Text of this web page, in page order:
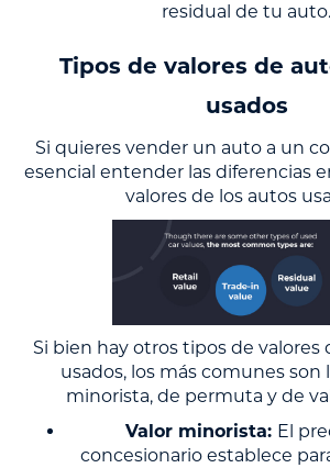
residual de tu auto.
Tipos de valores de
usados
Si quieres vender un auto a un
esencial entender las diferencias
valores de los autos
Si bien hay otros tipos de valores
usados, los más comunes son
minorista, de permuta y de
Valor minorista: El
concesionario establece